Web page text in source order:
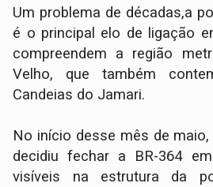
Um problema de décadas,a
é o principal elo de ligação
compreendem a região
Velho, que também
Candeias do Jamari.
No início desse mês de maio,
decidiu fechar a BR-364
visíveis na estrutura da